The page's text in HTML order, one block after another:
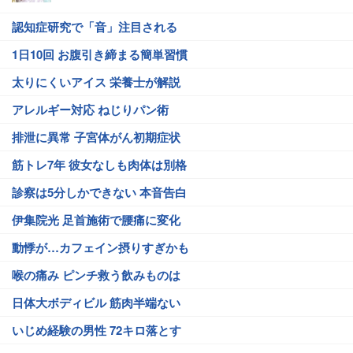
認知症研究で「音」注目される
1日10回 お腹引き締まる簡単習慣
太りにくいアイス 栄養士が解説
アレルギー対応 ねじりパン術
排泄に異常 子宮体がん初期症状
筋トレ7年 彼女なしも肉体は別格
診察は5分しかできない 本音告白
伊集院光 足首施術で腰痛に変化
動悸が…カフェイン摂りすぎかも
喉の痛み ピンチ救う飲みものは
日体大ボディビル 筋肉半端ない
いじめ経験の男性 72キロ落とす